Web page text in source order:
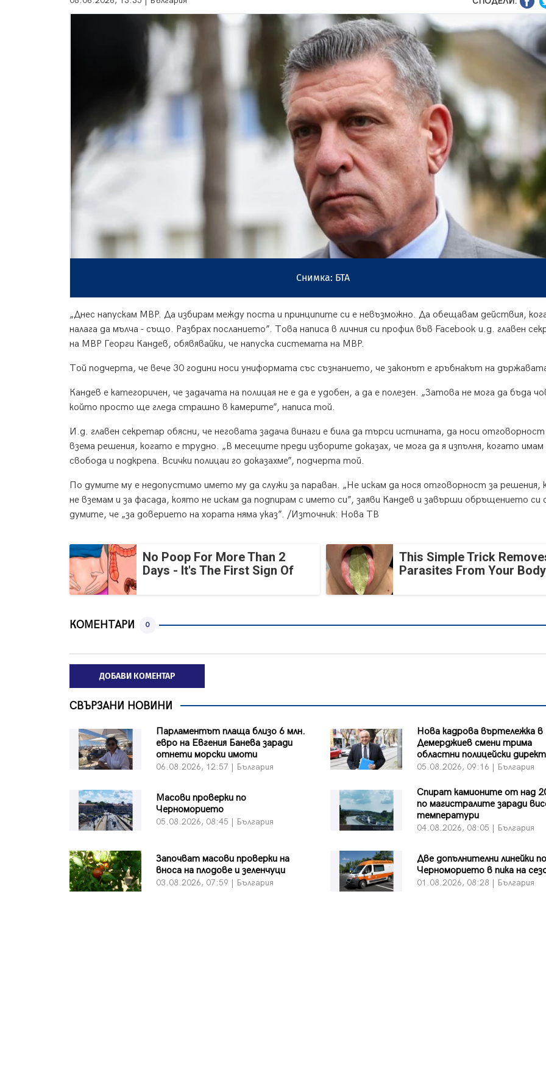
Снимка: БТА
„Днес напускам МВР. Да избирам между поста и принципите си е невъзможно. Да обещавам действия,
налага да мълча - също. Разбрах посланието”. Това написа в личния си профил във Facebook и.д. главен
на МВР Георги Кандев, обявявайки, че напуска системата на МВР.
Той подчерта, че вече 30 години носи униформата със съзнанието, че законът е гръбнакът на
Кандев е категоричен, че задачата на полицая не е да е удобен, а да е полезен. „Затова не мога да бъда
който просто ще гледа страшно в камерите”, написа той.
И.д. главен секретар обясни, че неговата задача винаги е била да търси истината, да носи отговорност
взема решения, когато е трудно. „В месеците преди изборите доказах, че мога да я изпълня, когато имам
свобода и подкрепа. Всички полицаи го доказахме”, подчерта той.
По думите му е недопустимо името му да служи за параван. „Не искам да нося отговорност за решения,
не вземам и за фасада, която не искам да подпирам с името си”, заяви Кандев и завърши обръщението си
думите, че „за доверието на хората няма указ”. /Източник: Нова ТВ
No Poop For More Than 2
Days - It's The First Sign Of
This Simple Trick
Parasites From Your
КОМЕНТАРИ 0
ДОБАВИ КОМЕНТАР
СВЪРЗАНИ НОВИНИ
Парламентът плаща близо 6 млн.
евро на Евгения Банева заради
отнети морски имоти
06.08.2026, 12:57 | България
Нова кадрова въртележка
Демерджиев смени трима
областни полицейски
05.08.2026, 09:16 | България
Масови проверки по
Черноморието
05.08.2026, 08:45 | България
Спират камионите от над
по магистралите заради
температури
04.08.2026, 08:05 | България
Започват масови проверки на
вноса на плодове и зеленчуци
03.08.2026, 07:59 | България
Две допълнителни линейки по
Черноморието в пика на
01.08.2026, 08:28 | България